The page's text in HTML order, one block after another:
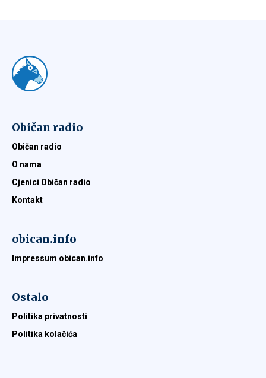
Običan radio
Običan radio
O nama
Cjenici Običan radio
Kontakt
obican.info
Impressum obican.info
Ostalo
Politika privatnosti
Politika kolačića